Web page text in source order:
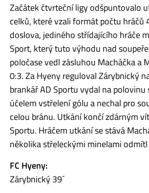
Začátek čtvrteční ligy odšpuntovalo
celků, které vzali formát počtu hráčů
doslova, jediného střídajícího hráče
Sport, který tuto výhodu nad
poločase vedl zásluhou Macháčka a
0:3. Za Hyeny reguloval Zárybnický
brankář AD Sportu vydal na polovinu
účelem vstřelení gólu a nechal pro
celou bránu. Utkání končí zdárným
Sportu. Hráčem utkání se stává
několika střeleckými minelami
FC Hyeny:
Zárybnický 39´